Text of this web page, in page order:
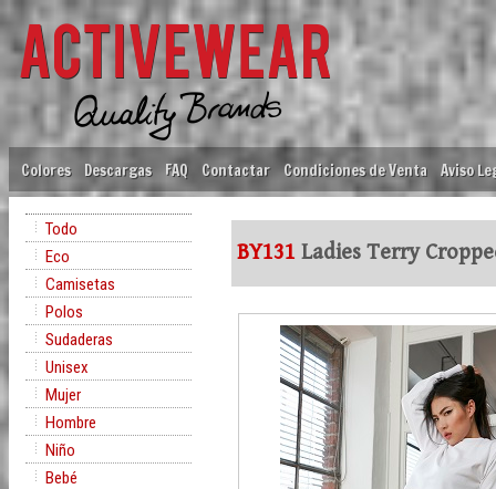
Colores Descargas FAQ Contactar Condiciones de Venta Aviso
Todo
Eco
Camisetas
Polos
Sudaderas
Unisex
Mujer
Hombre
Niño
Bebé
BY131 Ladies Terry